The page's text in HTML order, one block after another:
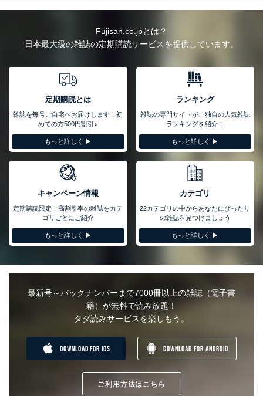
Fujisan.co.jpとは？
日本最大級の雑誌の定期購読サービスを提供しています。
定期購読とは
雑誌を毎号ご自宅へお届けします！初
めての方500円割引♪
もっと詳しく ▶︎
ランキング
雑誌の専門サイトが、独自の人気雑誌
ランキングを紹介！
もっと詳しく ▶︎
キャンペーン情報
定期購読限定！高割引率の雑誌をカテ
ゴリごとにご紹介
もっと詳しく ▶︎
カテゴリ
22カテゴリの中からあなたにぴったり
の雑誌を見つけましょう
もっと詳しく ▶︎
最新号～バックナンバーまで7000冊以上の雑誌（電子書
籍）が無料で読み放題！
タダ読みサービスを楽しもう。
DOWNLOAD FOR IOS DOWNLOAD FOR ANDROID
ご利用方法はこちら